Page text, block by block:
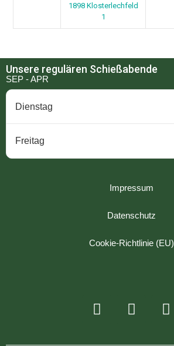
1898 Klosterlechfeld
1
Unsere regulären Schießabende
SEP - APR
Dienstag
Freitag
Impressum
Datenschutz
Cookie-Richtlinie (EU)